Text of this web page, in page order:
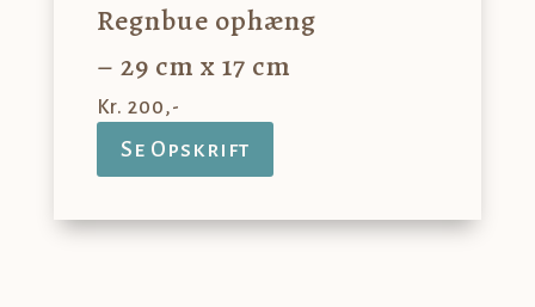
Regnbue ophæng
– 29 cm x 17 cm
Kr. 200,-
Se Opskrift